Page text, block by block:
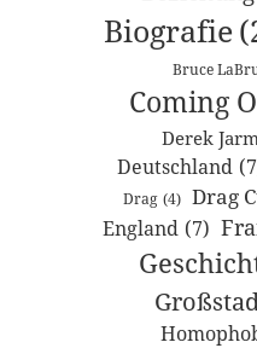
Biografie
Bruce
Coming
Derek
Deutschland
Drag (4) Drag
England (7)